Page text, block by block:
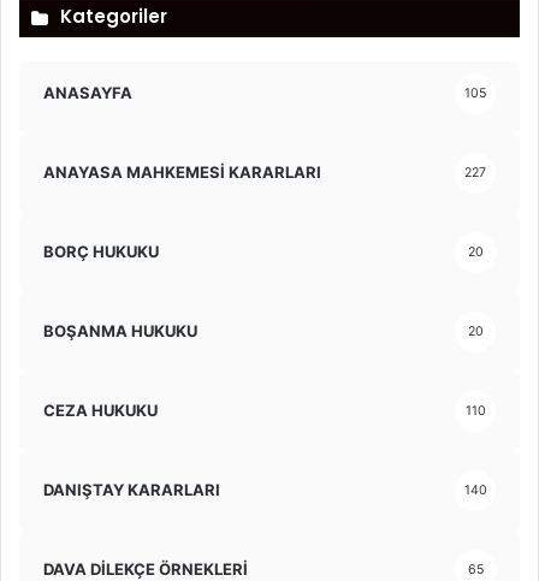
Kategoriler
ANASAYFA 105
ANAYASA MAHKEMESİ KARARLARI 227
BORÇ HUKUKU 20
BOŞANMA HUKUKU 20
CEZA HUKUKU 110
DANIŞTAY KARARLARI 140
DAVA DİLEKÇE ÖRNEKLERİ 65